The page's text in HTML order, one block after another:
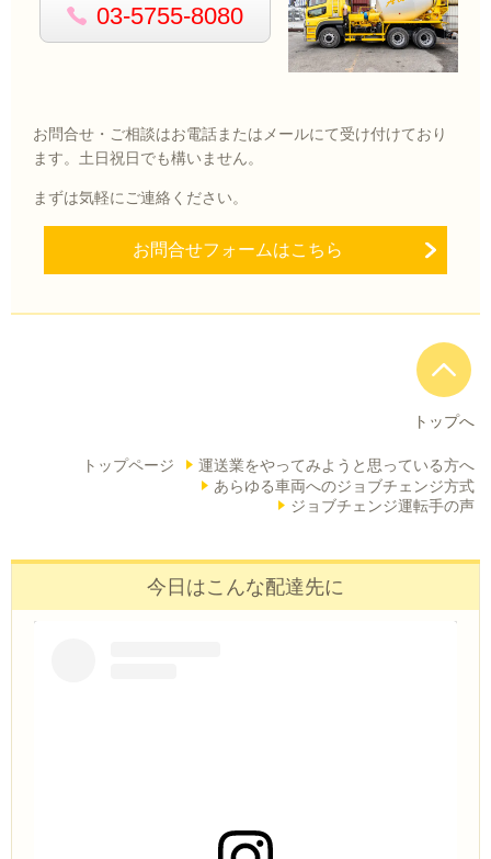
03-5755-8080
お問合せ・ご相談はお電話またはメールにて受け付けており
ます。土日祝日でも構いません。
まずは気軽にご連絡ください。
お問合せフォームはこちら
トップへ
トップページ
運送業をやってみようと思っている方へ
あらゆる車両へのジョブチェンジ方式
ジョブチェンジ運転手の声
今日はこんな配達先に